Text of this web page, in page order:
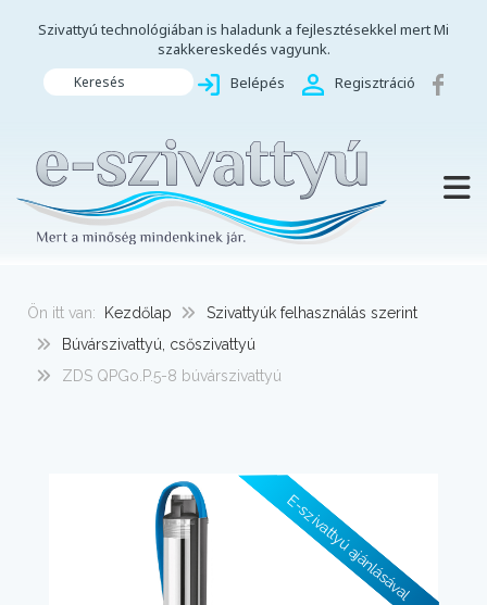
Szivattyú technológiában is haladunk a fejlesztésekkel mert Mi
szakkereskedés vagyunk.
Keresés Belépés Regisztráció
Ön itt van: Kezdőlap
Szivattyúk felhasználás szerint
Búvárszivattyú, csőszivattyú
ZDS QPGo.P.5-8 búvárszivattyú
E-szivattyú ajánlásával